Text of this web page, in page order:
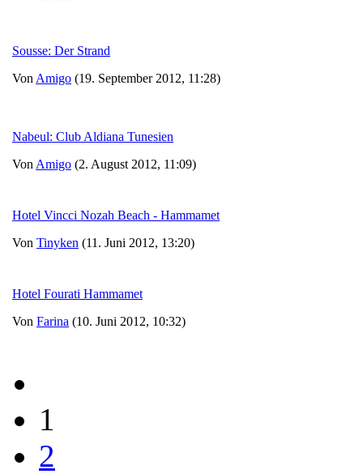
Sousse: Der Strand
Von Amigo (19. September 2012, 11:28)
Nabeul: Club Aldiana Tunesien
Von Amigo (2. August 2012, 11:09)
Hotel Vincci Nozah Beach - Hammamet
Von Tinyken (11. Juni 2012, 13:20)
Hotel Fourati Hammamet
Von Farina (10. Juni 2012, 10:32)
1
2